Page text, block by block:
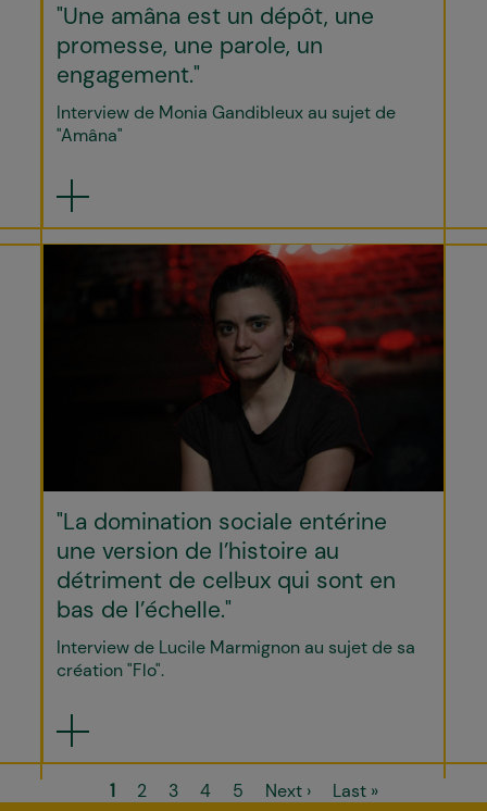
"Une amâna est un dépôt, une
promesse, une parole, un
engagement."
Interview de Monia Gandibleux au sujet de
"Amâna"
"La domination sociale entérine
une version de l’histoire au
détriment de cell·eux qui sont en
bas de l’échelle."
Interview de Lucile Marmignon au sujet de sa
création "Flo".
PaginationPage
1 Page
2 Page
3 Page
4 Page
5
Page
Next ›
Dernière
Last »